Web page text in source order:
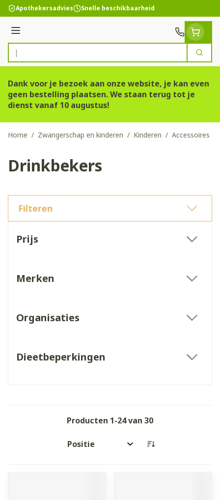
Ga naar de inhoud
Apothekersadvies Snelle beschikbaarheid
Menu
Product, merk, categorie...
Zoek
Dank voor je bezoek aan onze website, je kan even
geen bestelling plaatsen. We staan terug tot je
dienst vanaf 10 augustus!
Home / Zwangerschap en kinderen / Kinderen / Accessoires
Drinkbekers
Filteren
Prijs
Merken
Organisaties
Dieetbeperkingen
Producten 1-24van 30
Sorteer op: